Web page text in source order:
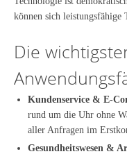
können sich leistungsfähige
Die
Kundenservice & E-
rund um die Uhr ohne
aller Anfragen im
Gesundheitswesen &